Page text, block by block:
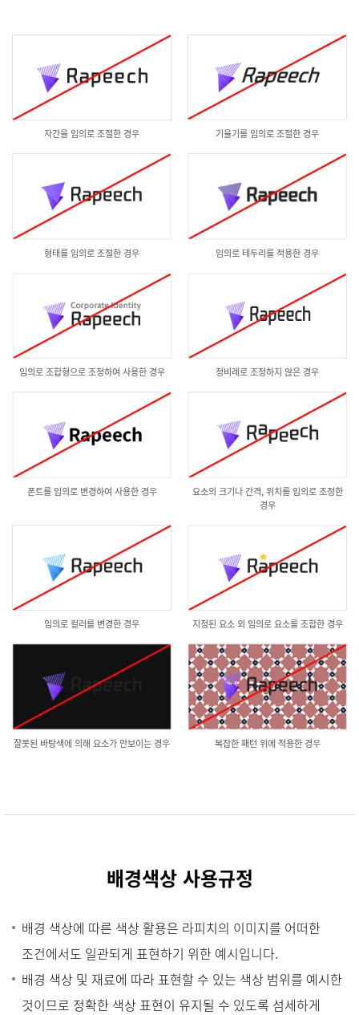
자간을 임의로 조절한 경우 기울기를 임의로 조절한 경우
형태를 임의로 조절한 경우 임의로 테두리를 적용한 경우
임의로 조합형으로 조정하여 사용한 경우 정비례로 조정하지 않은 경우
폰트를 임의로 변경하여 사용한 경우
요소의 크기나 간격, 위치를 임의로 조정한
경우
임의로 컬러를 변경한 경우 지정된 요소 외 임의로 요소를 조합한 경우
잘못된 바탕색에 의해 요소가 안보이는 경우 복잡한 패턴 위에 적용한 경우
배경색상 사용규정
배경 색상에 따른 색상 활용은 라피치의 이미지를 어떠한
조건에서도 일관되게 표현하기 위한 예시입니다.
배경 색상 및 재료에 따라 표현할 수 있는 색상 범위를 예시한
것이므로 정확한 색상 표현이 유지될 수 있도록 섬세하게